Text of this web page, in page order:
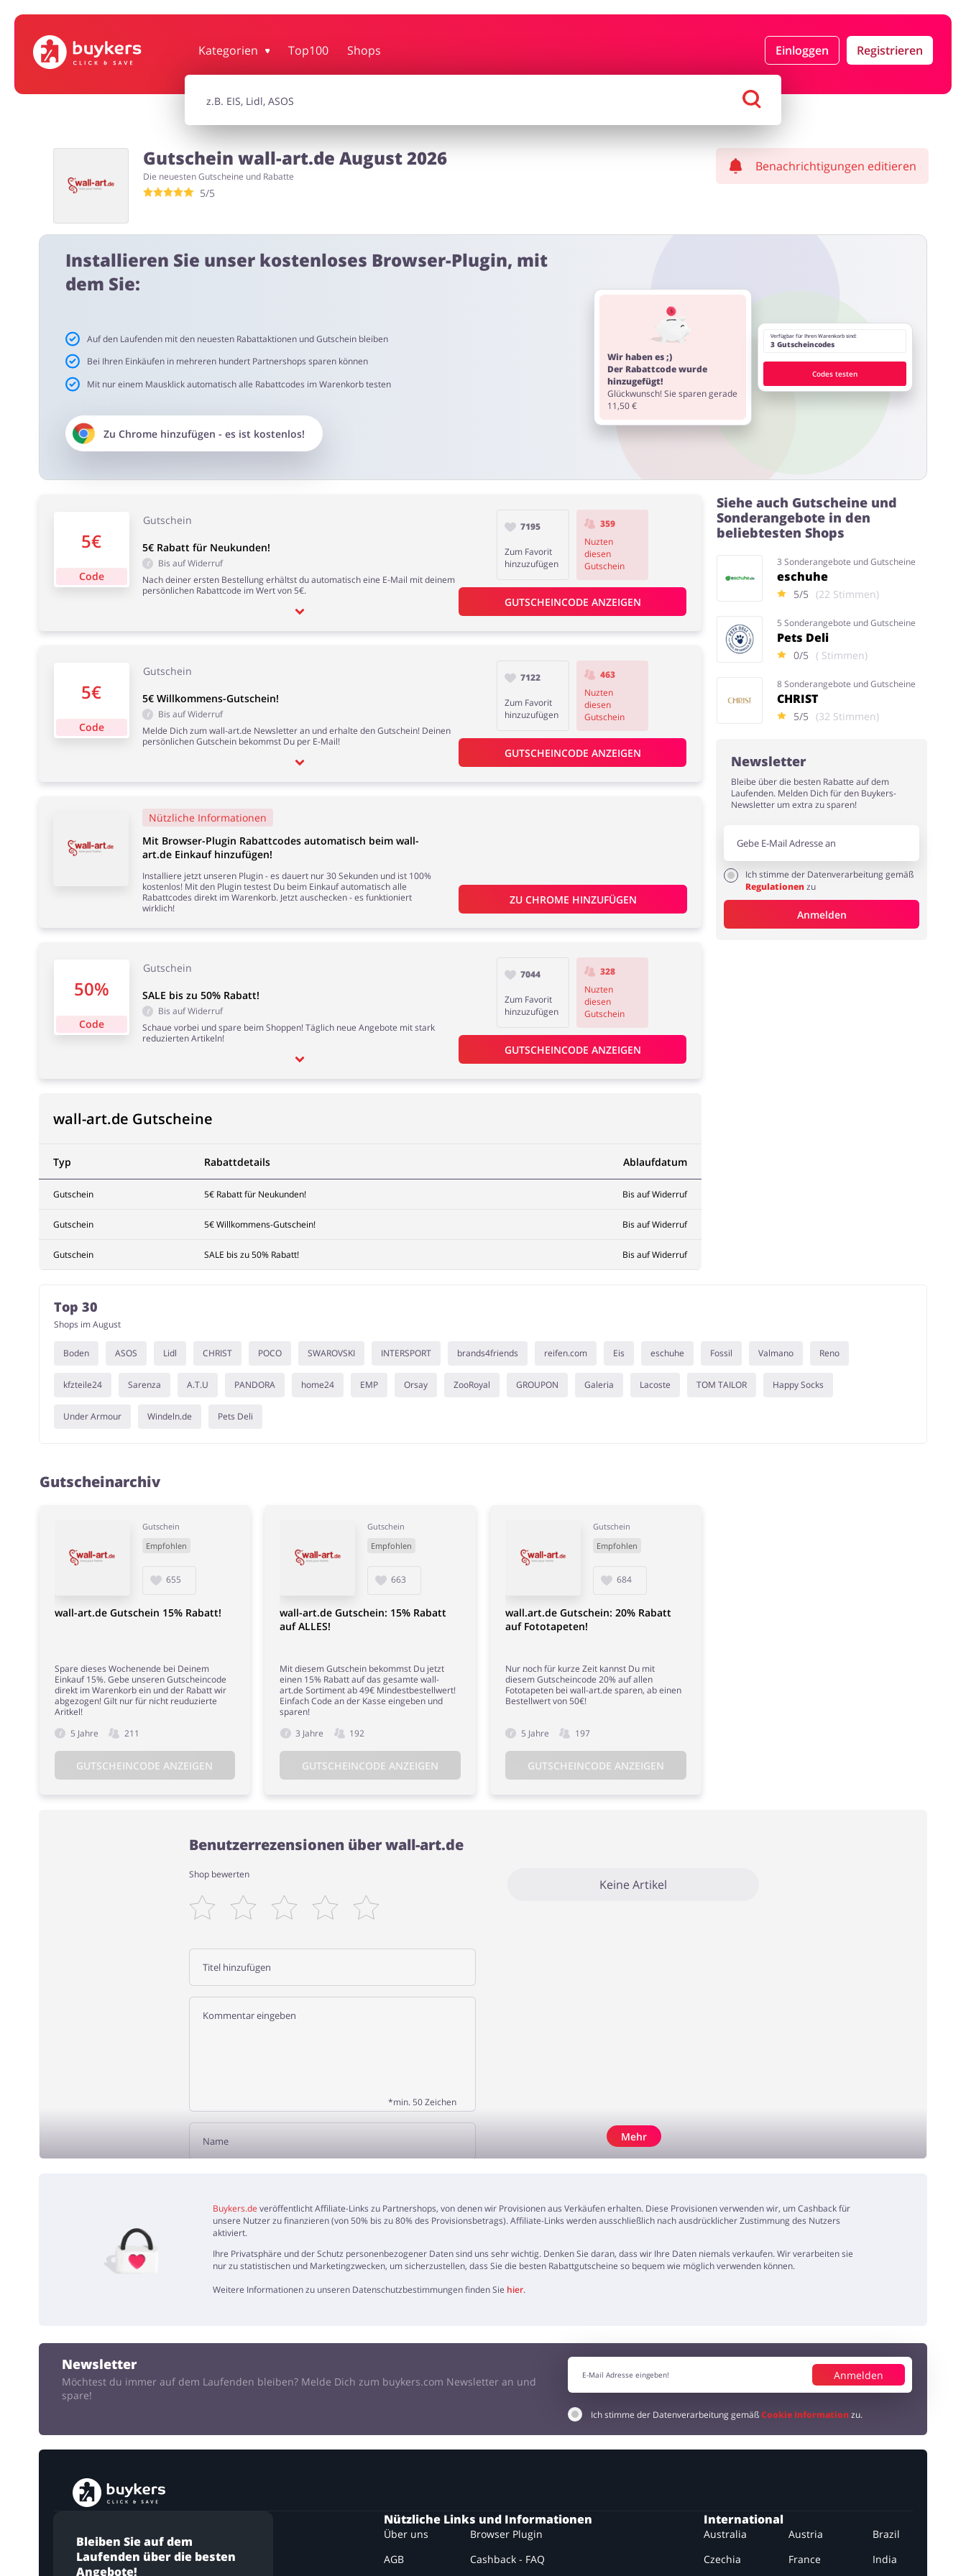
Kategorien Top100 Shops Einloggen Registrieren
Bürobedarf & Schreibwaren Sport & Hobby Reisen
Bücher, Medien, Software &
Gutschein wall-art.de August 2026
Die neuesten Gutscheine und Rabatte
5/5
Benachrichtigungen editieren
Installieren Sie unser kostenloses Browser-Plugin, mit
dem Sie:
Auf den Laufenden mit den neuesten Rabattaktionen und Gutschein bleiben
Bei Ihren Einkäufen in mehreren hundert Partnershops sparen können
Mit nur einem Mausklick automatisch alle Rabattcodes im Warenkorb testen
Zu Chromehinzufügen - es ist kostenlos!
Wir haben es ;)
Der Rabattcode wurde
hinzugefügt!
Glückwunsch! Sie sparen gerade
11,50 €
Verfügbar für Ihren Warenkorb sind:
3 Gutscheincodes
Codes testen
5€
Code
Gutschein
5€ Rabatt für Neukunden!
Nach deiner ersten Bestellung erhältst du automatisch eine E-Mail mit deinem
persönlichen Rabattcode im Wert von 5€.
Bis auf Widerruf
7195
Zum Favorit
hinzuzufügen
359
Nuzten
diesen
Gutschein
GUTSCHEINCODE ANZEIGEN
5€
Code
Gutschein
5€ Willkommens-Gutschein!
Melde Dich zum wall-art.de Newsletter an und erhalte den Gutschein! Deinen
persönlichen Gutschein bekommst Du per E-Mail!
Bis auf Widerruf
7122
Zum Favorit
hinzuzufügen
463
Nuzten
diesen
Gutschein
GUTSCHEINCODE ANZEIGEN
50%
Code
Gutschein
SALE bis zu 50% Rabatt!
Schaue vorbei und spare beim Shoppen! Täglich neue Angebote mit stark
reduzierten Artikeln!
Bis auf Widerruf
7044
Zum Favorit
hinzuzufügen
328
Nuzten
diesen
Gutschein
GUTSCHEINCODE ANZEIGEN
Nützliche Informationen
Mit Browser-Plugin Rabattcodes automatisch beim wall-
art.de Einkauf hinzufügen!
Installiere jetzt unseren Plugin - es dauert nur 30 Sekunden und ist 100%
kostenlos! Mit den Plugin testest Du beim Einkauf automatisch alle
Rabattcodes direkt im Warenkorb. Jetzt auschecken - es funktioniert
wirklich!
ZU CHROME HINZUFÜGEN
wall-art.de Gutscheine
Typ Rabattdetails Ablaufdatum
Gutschein 5€ Rabatt für Neukunden! Bis auf Widerruf
Gutschein 5€ Willkommens-Gutschein! Bis auf Widerruf
Gutschein SALE bis zu 50% Rabatt! Bis auf Widerruf
Siehe auch Gutscheine und
Sonderangebote in den
beliebtesten Shops
3 Sonderangebote und Gutscheine
eschuhe
5/5 (22 Stimmen)
5 Sonderangebote und Gutscheine
Pets Deli
0/5 ( Stimmen)
8 Sonderangebote und Gutscheine
CHRIST
5/5 (32 Stimmen)
Newsletter
Bleibe über die besten Rabatte auf dem
Laufenden. Melden Dich für den Buykers-
Newsletter um extra zu sparen!
Ich stimme der Datenverarbeitung gemäß
Regulationenzu
Anmelden
Top 30
Shops im August
Boden ASOS Lidl CHRIST POCO SWAROVSKI INTERSPORT brands4friends reifen.com Eis eschuhe Fossil Valmano Reno
kfzteile24 Sarenza A.T.U PANDORA home24 EMP Orsay ZooRoyal GROUPON Galeria Lacoste TOM TAILOR Happy Socks
Under Armour Windeln.de Pets Deli
Gutscheinarchiv
Gutschein
Empfohlen
655
wall-art.de Gutschein 15% Rabatt!
Spare dieses Wochenende bei Deinem
Einkauf 15%. Gebe unseren Gutscheincode
direkt im Warenkorb ein und der Rabatt wir
abgezogen! Gilt nur für nicht reuduzierte
Aritkel!
5 Jahre
211
GUTSCHEINCODE ANZEIGEN
Gutschein
Empfohlen
663
wall-art.de Gutschein: 15% Rabatt
auf ALLES!
Mit diesem Gutschein bekommst Du jetzt
einen 15% Rabatt auf das gesamte wall-
art.de Sortiment ab 49€ Mindestbestellwert!
Einfach Code an der Kasse eingeben und
sparen!
3 Jahre
192
GUTSCHEINCODE ANZEIGEN
Gutschein
Empfohlen
684
wall.art.de Gutschein: 20% Rabatt
auf Fototapeten!
Nur noch für kurze Zeit kannst Du mit
diesem Gutscheincode 20% auf allen
Fototapeten bei wall-art.de sparen, ab einen
Bestellwert von 50€!
5 Jahre 197
GUTSCHEINCODE ANZEIGEN
Benutzerrezensionen über wall-art.de
Shop bewerten
*min. 50 Zeichen
Keine Artikel
Mehr
Buykers.de veröffentlicht Affiliate-Links zu Partnershops, von denen wir Provisionen aus Verkäufen erhalten. Diese Provisionen verwenden wir, um Cashback für
unsere Nutzer zu finanzieren (von 50% bis zu 80% des Provisionsbetrags). Affiliate-Links werden ausschließlich nach ausdrücklicher Zustimmung des Nutzers
aktiviert.
Ihre Privatsphäre und der Schutz personenbezogener Daten sind uns sehr wichtig. Denken Sie daran, dass wir Ihre Daten niemals verkaufen. Wir verarbeiten sie
nur zu statistischen und Marketingzwecken, um sicherzustellen, dass Sie die besten Rabattgutscheine so bequem wie möglich verwenden können.
Weitere Informationen zu unseren Datenschutzbestimmungen finden Sie hier.
Newsletter
Möchtest du immer auf dem Laufenden bleiben? Melde Dich zum buykers.com Newsletter an und
spare!
Anmelden
Ich stimme der Datenverarbeitung gemäßCookie Informationzu.
Bleiben Sie auf dem
Laufenden über die besten
Angebote!
Nützliche Links und Informationen
Über uns
AGB
Browser Plugin
Cashback - FAQ
International
Australia Austria
Brazil
Czechia
France India